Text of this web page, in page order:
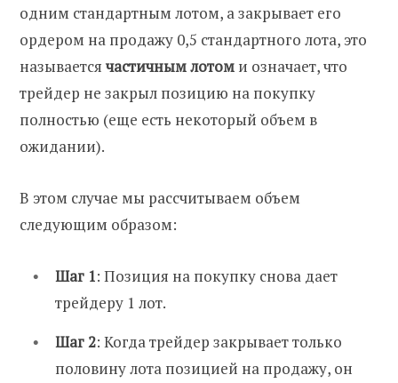
одним стандартным лотом, а закрывает его
ордером на продажу 0,5 стандартного лота, это
называется частичным лотом и означает, что
трейдер не закрыл позицию на покупку
полностью (еще есть некоторый объем в
ожидании).
В этом случае мы рассчитываем объем
следующим образом:
Шаг 1: Позиция на покупку снова дает
трейдеру 1 лот.
Шаг 2: Когда трейдер закрывает только
половину лота позицией на продажу, он